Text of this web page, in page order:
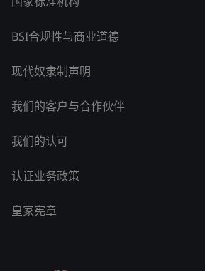
BSI合规性与商业道德
现代奴隶制声明
我们的客户与合作伙伴
我们的认可
认证业务政策
皇家宪章